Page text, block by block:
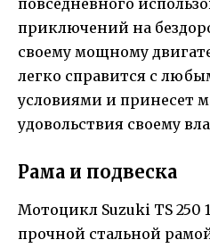
приключений на
своему мощному
легко справится с
условиями и принесет
удовольствия своему
Рама и подвеска
Мотоцикл Suzuki TS 250
прочной стальной